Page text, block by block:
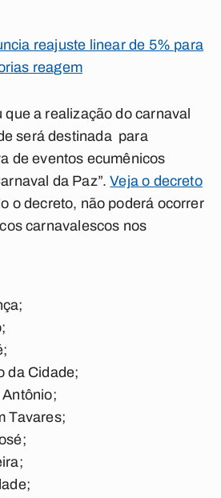
reajuste linear de 5% para
reagem
a realização do carnaval
será destinada para
de eventos ecumênicos
da Paz”.Veja o decreto
o decreto, não poderá ocorrer
carnavalescos nos
da Cidade;
Tavares;